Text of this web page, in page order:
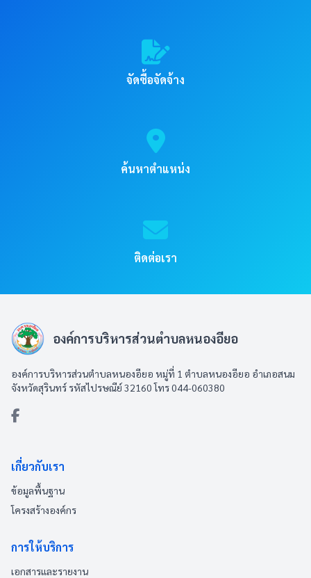
จัดซื้อจัดจ้าง
ค้นหาตำแหน่ง
ติดต่อเรา
องค์การบริหารส่วนตำบลหนองอียอ
องค์การบริหารส่วนตำบลหนองอียอ หมู่ที่ 1 ตำบลหนองอียอ อำเภอสนม
จังหวัดสุรินทร์ รหัสไปรษณีย์ 32160 โทร 044-060380
เกี่ยวกับเรา
ข้อมูลพื้นฐาน
โครงสร้างองค์กร
การให้บริการ
เอกสารและรายงาน